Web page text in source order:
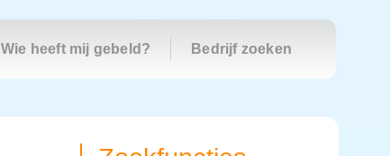
Wie heeft mij gebeld? Bedrijf zoeken